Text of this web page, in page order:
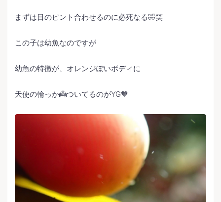
まずは目のピント合わせるのに必死なる🤣笑
この子は幼魚なのですが
幼魚の特徴が、オレンジぽいボディに
天使の輪っか👼ついてるのがYG🧡